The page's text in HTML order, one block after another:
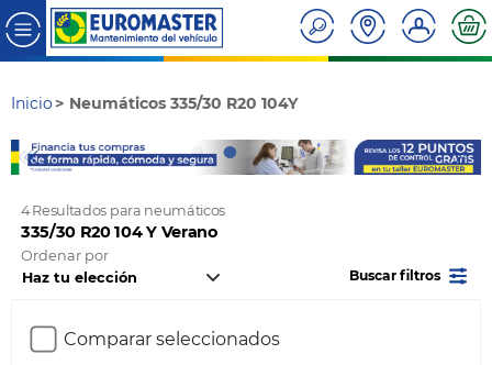
Inicio Neumáticos 335/30 R20 104Y
4 Resultados para neumáticos
335/30 R20 104 Y Verano
Ordenar por
Buscar filtros
Comparar seleccionados